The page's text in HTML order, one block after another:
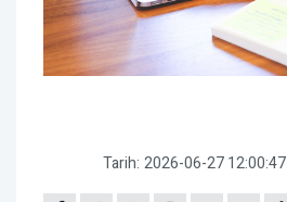
Tarih: 2026-06-27 12:00:47